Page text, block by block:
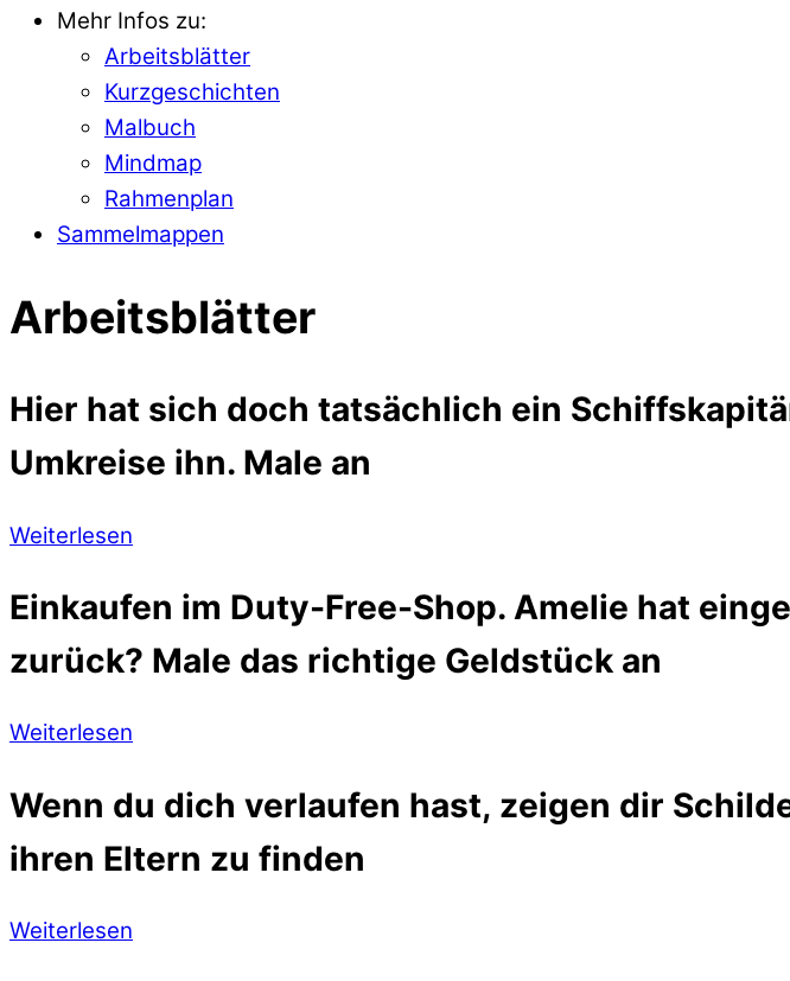
Mehr Infos zu:
Arbeitsblätter
Kurzgeschichten
Malbuch
Mindmap
Rahmenplan
Sammelmappen
Arbeitsblätter
Hier hat sich doch tatsächlich ein
Umkreise ihn. Male an
Weiterlesen
Einkaufen im Duty-Free-Shop. Amelie hat
zurück? Male das richtige Geldstück an
Weiterlesen
Wenn du dich verlaufen hast, zeigen dir
ihren Eltern zu finden
Weiterlesen